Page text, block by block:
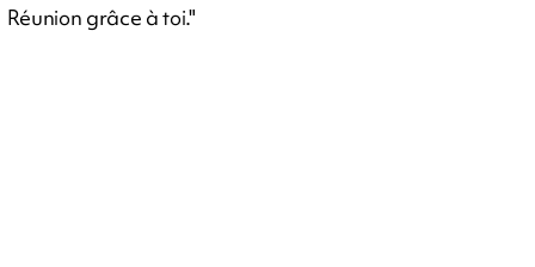
Réunion grâce à toi."